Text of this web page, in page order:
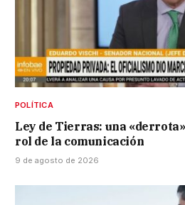
POLÍTICA
Ley de Tierras: una
rol de la comunicación
9 de agosto de 2026